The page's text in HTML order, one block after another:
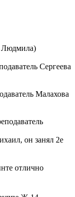
Людмила)
Сергеева
Малахова
он занял 2е
отлично